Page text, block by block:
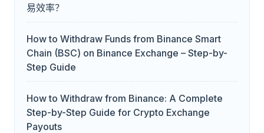
易效率？
How to Withdraw Funds from Binance Smart
Chain (BSC) on Binance Exchange – Step-by-
Step Guide
How to Withdraw from Binance: A Complete
Step-by-Step Guide for Crypto Exchange
Payouts